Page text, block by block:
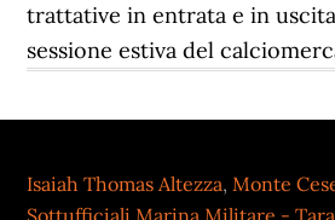
trattative in entrata e in
sessione estiva del
Isaiah Thomas Altezza,Monte
Sottufficiali Marina Militare -